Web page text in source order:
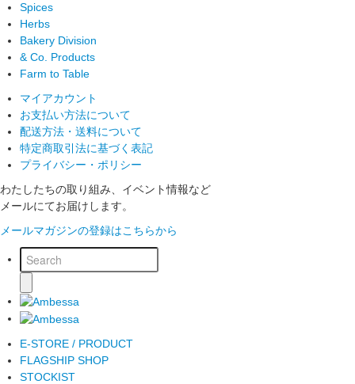
Spices
Herbs
Bakery Division
& Co. Products
Farm to Table
マイアカウント
お支払い方法について
配送方法・送料について
特定商取引法に基づく表記
プライバシー・ポリシー
わたしたちの取り組み、イベント情報など
メールにてお届けします。
メールマガジンの登録はこちらから
E-STORE / PRODUCT
FLAGSHIP SHOP
STOCKIST